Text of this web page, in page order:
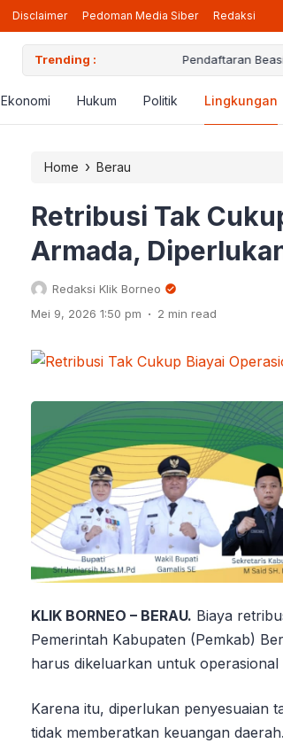
Disclaimer Pedoman Media Siber Redaksi
Trending : Pendaftaran Beasiswa Berau
Ekonomi Hukum Politik Lingkungan
Home › Berau
Retribusi Tak
Armada,
Redaksi Klik Borneo
Mei 9, 2026 1:50 pm . 2 min read
KLIK BORNEO – BERAU. Biaya
Pemerintah Kabupaten (Pemkab)
harus dikeluarkan untuk
Karena itu, diperlukan penyesuaian
tidak memberatkan keuangan